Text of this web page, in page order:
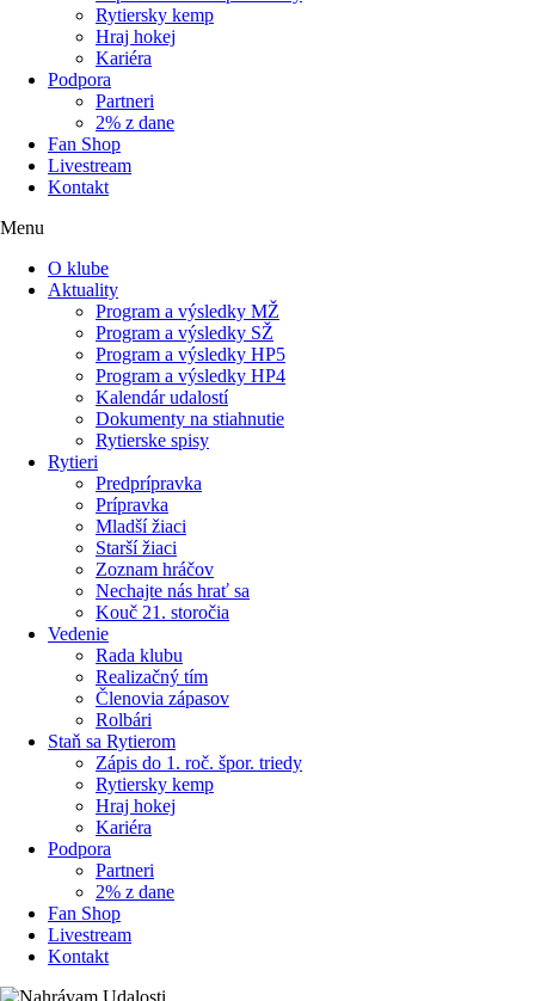
Rytiersky kemp
Hraj hokej
Kariéra
Podpora
Partneri
2% z dane
Fan Shop
Livestream
Kontakt
Menu
O klube
Aktuality
Program a výsledky MŽ
Program a výsledky SŽ
Program a výsledky HP5
Program a výsledky HP4
Kalendár udalostí
Dokumenty na stiahnutie
Rytierske spisy
Rytieri
Predprípravka
Prípravka
Mladší žiaci
Starší žiaci
Zoznam hráčov
Nechajte nás hrať sa
Kouč 21. storočia
Vedenie
Rada klubu
Realizačný tím
Členovia zápasov
Rolbári
Staň sa Rytierom
Zápis do 1. roč. špor. triedy
Rytiersky kemp
Hraj hokej
Kariéra
Podpora
Partneri
2% z dane
Fan Shop
Livestream
Kontakt